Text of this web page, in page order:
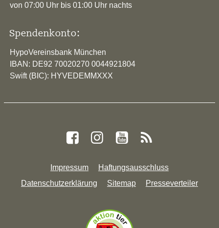
von 07:00 Uhr bis 01:00 Uhr nachts
Spendenkonto:
HypoVereinsbank München
IBAN: DE92 70020270 0044921804
Swift (BIC): HYVEDEMMXXX
Impressum
Haftungsausschluss
Datenschutzerklärung
Sitemap Presseverteiler